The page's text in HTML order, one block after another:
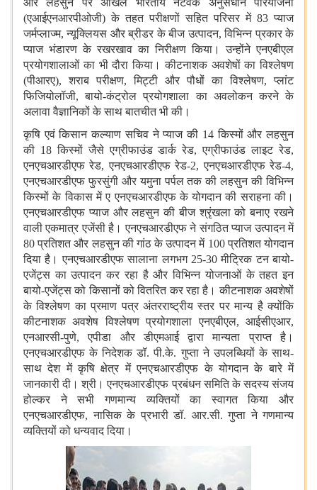
और लहसुन पर अखिल भारतीय नेटवर्क अनुसंधान परियोजना
(एआईएनआरपीओजी) के तहत परीक्षणों सहित परिसर में 83 प्याज
जर्मप्लाज्म, न्यूक्लियस और ब्रीडर के बीज उत्पादन, विभिन्न प्रकार के
प्याज भंडारण के रखरखाव का निरीक्षण किया। उन्होंने एनएबीएल
प्रयोगशालाओं का भी दौरा किया। कीटनाशक अवशेषों का विश्लेषण
(पीआरए), शराब परीक्षण, मिट्टी और पौधों का विश्लेषण, प्लांट
फिजियोलॉजी, बायो-कंट्रोल प्रयोगशाला का अवलोकन करने के
अलावा वैज्ञानिकों के साथ बातचीत भी की।
कृषि एवं किसान कल्याण सचिव ने प्याज की 14 किस्मों और लहसुन
की 18 किस्मों जैसे एग्रीफाउंड डार्क रेड, एग्रीफाउंड लाइट रेड,
एनएचआरडीएफ रेड, एनएचआरडीएफ रेड-2, एनएचआरडीएफ रेड-4,
एनएचआरडीएफ फुरसुंगी और यमुना पर्पल तक की लहसुन की विभिन्न
किस्मों के विकास में ए एनएचआरडीएफ के योगदान की सराहना की।
एनएचआरडीएफ प्याज और लहसुन की बीज श्रृंखला को बनाए रखने
वाली एकमात्र एजेंसी है। एनएचआरडीएफ ने संगठित प्याज उत्पादन में
80 प्रतिशत और लहसुन की गांठ के उत्पादन में 100 प्रतिशत योगदान
दिया है। एनएचआरडीएफ सालाना लगभग 25-30 मीट्रिक टन बायो-
एजेंट्स का उत्पादन कर रहा है और विभिन्न योजनाओं के तहत इन
बायो-एजेंट्स को किसानों को वितरित कर रहा है। कीटनाशक अवशेषों
के विश्लेषण का प्रमाण पत्र अंतरराष्ट्रीय स्तर पर मान्य है क्योंकि
कीटनाशक अवशेष विश्लेषण प्रयोगशाला एनएबीएल, आईसीएआर,
एनआरसी-पुणे, एपीडा और डीएमआई द्वारा मान्यता प्राप्त है।
एनएचआरडीएफ के निदेशक डॉ. पी.के. गुप्ता ने उपलब्धियों के साथ-
साथ देश में कृषि क्षेत्र में एनएचआरडीएफ के योगदान के बारे में
जानकारी दी। श्री। एनएचआरडीएफ प्रबंधन समिति के सदस्य संजय
होल्कर ने सभी गणमान्य व्यक्तियों का स्वागत किया और
एनएचआरडीएफ, नासिक के प्रभारी डॉ. आर.सी. गुप्ता ने गणमान्य
व्यक्तियों को धन्यवाद दिया।